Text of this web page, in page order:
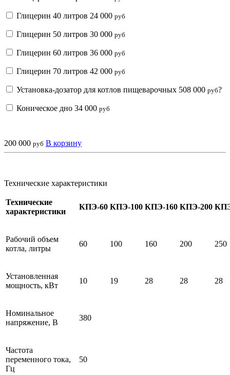
Глицерин 40 литров 24 000 руб
Глицерин 50 литров 30 000 руб
Глицерин 60 литров 36 000 руб
Глицерин 70 литров 42 000 руб
Установка-дозатор для котлов пищеварочных 508 000 руб?
Коническое дно 34 000 руб
200 000 руб В корзину
Технические характеристики
Технические
характеристики
КПЭ-60 КПЭ-100 КПЭ-160 КПЭ-200
Рабочий объем
котла, литры
60 100 160 200 250
Установленная
мощность, кВт
10 19 28 28 28
Номинальное
напряжение, В
380
Частота
переменного тока,
Гц
50